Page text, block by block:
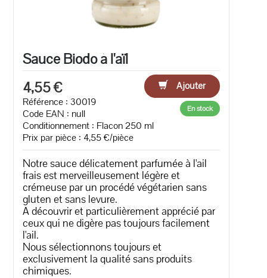
Sauce Biodo à l'aïl
4,55 €
Ajouter
Référence : 30019
Code EAN : null
Conditionnement : Flacon 250 ml
Prix par pièce : 4,55 €/pièce
En stock
Notre sauce délicatement parfumée à l'ail
frais est merveilleusement légère et
crémeuse par un procédé végétarien sans
gluten et sans levure.
A découvrir et particulièrement apprécié par
ceux qui ne digère pas toujours facilement
l'ail.
Nous sélectionnons toujours et
exclusivement la qualité sans produits
chimiques.